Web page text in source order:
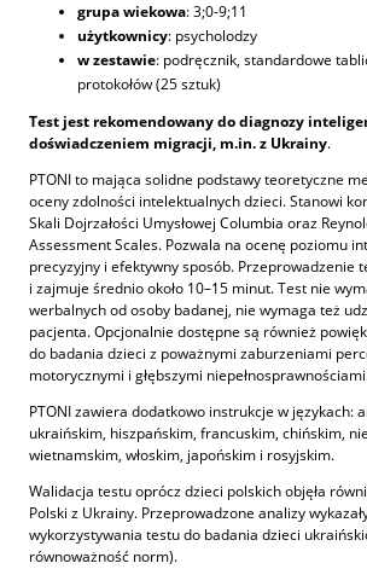
grupa wiekowa: 3;0-9;11
użytkownicy: psycholodzy
w zestawie: podręcznik, standardowe
protokołów (25 sztuk)
Test jest rekomendowany do diagnozy
doświadczeniem migracji, m.in. z Ukrainy.
PTONI to mająca solidne podstawy teoretyczne
oceny zdolności intelektualnych dzieci. Stanowi
Skali Dojrzałości Umysłowej Columbia oraz
Assessment Scales. Pozwala na ocenę poziomu
precyzyjny i efektywny sposób. Przeprowadzenie
i zajmuje średnio około 10–15 minut. Test nie
werbalnych od osoby badanej, nie wymaga też
pacjenta. Opcjonalnie dostępne są również
do badania dzieci z poważnymi zaburzeniami
motorycznymi i głębszymi
PTONI zawiera dodatkowo instrukcje w językach:
ukraińskim, hiszpańskim, francuskim, chińskim,
wietnamskim, włoskim, japońskim i rosyjskim.
Walidacja testu oprócz dzieci polskich objęła
Polski z Ukrainy. Przeprowadzone analizy
wykorzystywania testu do badania dzieci
równoważność norm).